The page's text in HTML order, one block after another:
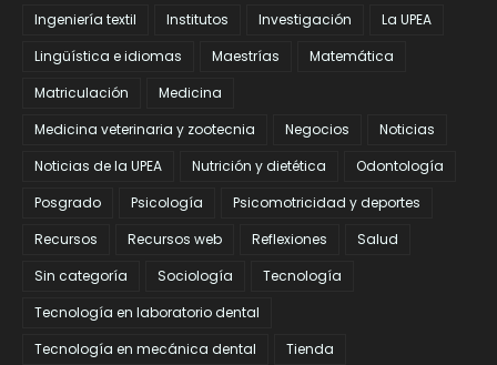
Ingeniería textil
Institutos Investigación
La UPEA
Lingüística e idiomas
Maestrías
Matemática
Matriculación
Medicina
Medicina veterinaria y zootecnia
Negocios
Noticias
Noticias de la UPEA
Nutrición y dietética
Odontología
Posgrado
Psicología
Psicomotricidad y deportes
Recursos
Recursos web Reflexiones
Salud
Sin categoría
Sociología
Tecnología
Tecnología en laboratorio dental
Tecnología en mecánica dental
Tienda